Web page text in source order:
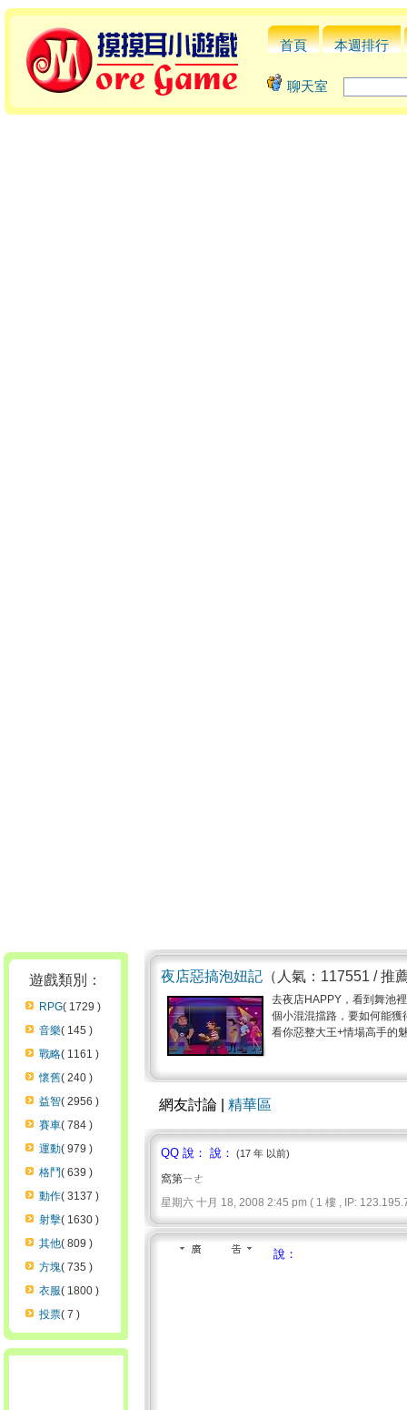
首頁 本週排行
聊天室
遊戲類別：
RPG( 1729 )
音樂( 145 )
戰略( 1161 )
懷舊( 240 )
益智( 2956 )
賽車( 784 )
運動( 979 )
格鬥( 639 )
動作( 3137 )
射擊( 1630 )
其他( 809 )
方塊( 735 )
衣服( 1800 )
投票( 7 )
夜店惡搞泡妞記 （人氣：117551 / 推
去夜店HAPPY，看到舞池
個小混混擋路，要如何能
看你惡整大王+情場高手的
網友討論 | 精華區
QQ 說： 說： (17 年 以前)
窩第ㄧㄜ
星期六 十月 18, 2008 2:45 pm ( 1 樓 , IP:
說：